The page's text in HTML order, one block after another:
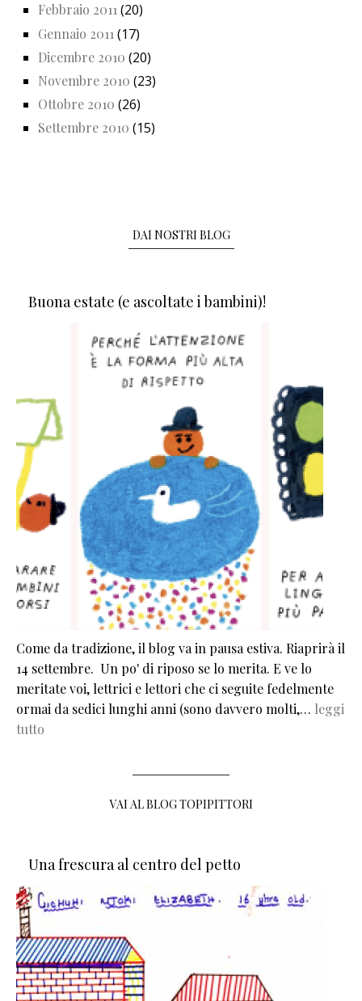
Febbraio 2011(20)
Gennaio 2011 (17)
Dicembre 2010 (20)
Novembre 2010 (23)
Ottobre 2010 (26)
Settembre 2010 (15)
DAI NOSTRI BLOG
Buona estate (e ascoltate i bambini)!
Come da tradizione, il blog va in pausa estiva. Riaprirà il
14 settembre. Un po' di riposo se lo merita. E ve lo
meritate voi, lettrici e lettori che ci seguite fedelmente
ormai da sedici lunghi anni (sono davvero molti,… leggi
tutto
VAI AL BLOG TOPIPITTORI
Una frescura al centro del petto